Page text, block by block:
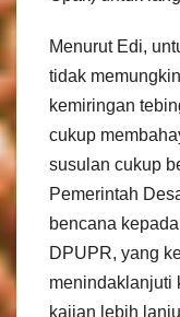
Menurut Edi,
tidak
kemiringan
cukup
susulan cukup
Pemerintah
bencana
DPUPR, yang
menindaklanjuti
kajian lebih